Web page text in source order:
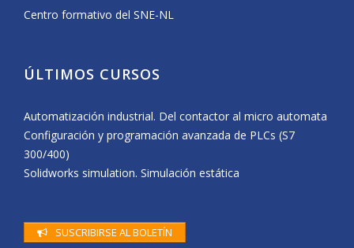
Centro formativo del SNE-NL
ÚLTIMOS CURSOS
Automatización industrial. Del contactor al micro automata
Configuración y programación avanzada de PLCs (S7
300/400)
Solidworks simulation. Simulación estática
SUSCRIBIRSE AL BOLETÍN